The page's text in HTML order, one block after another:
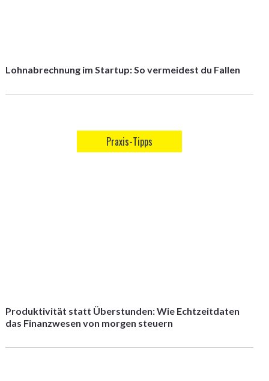
Lohnabrechnung im Startup: So vermeidest du Fallen
Praxis-Tipps
Produktivität statt Überstunden: Wie Echtzeitdaten
das Finanzwesen von morgen steuern